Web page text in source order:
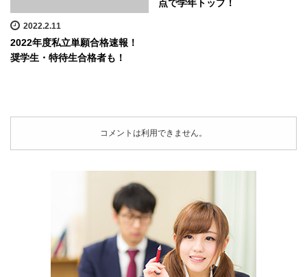
2022.2.11
2022年度私立単願合格速報！
奨学生・特待生合格者も！
点で学年トップ！
コメントは利用できません。